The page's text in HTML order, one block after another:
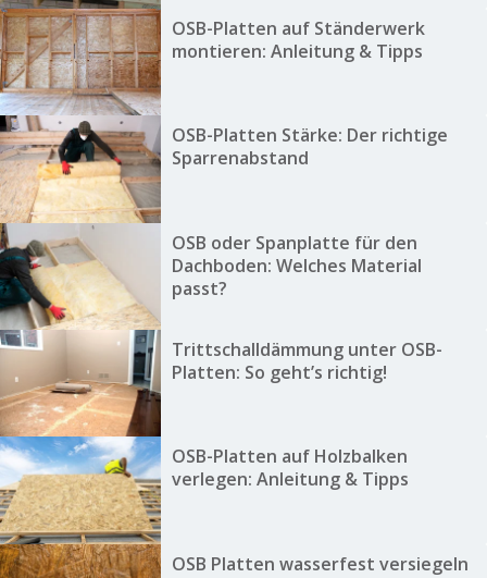
OSB-Platten auf Ständerwerk
montieren: Anleitung & Tipps
OSB-Platten Stärke: Der richtige
Sparrenabstand
OSB oder Spanplatte für den
Dachboden: Welches Material
passt?
Trittschalldämmung unter OSB-
Platten: So geht’s richtig!
OSB-Platten auf Holzbalken
verlegen: Anleitung & Tipps
OSB Platten wasserfest versiegeln